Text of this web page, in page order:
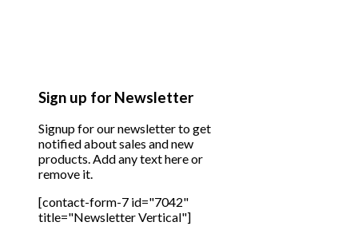
Sign up for Newsletter
Signup for our newsletter to get
notified about sales and new
products. Add any text here or
remove it.
[contact-form-7 id="7042"
title="Newsletter Vertical"]